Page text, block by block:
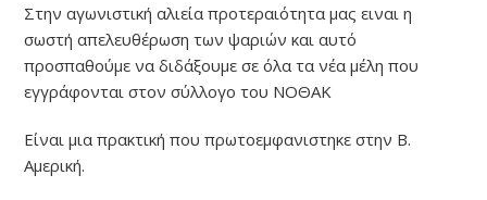
Στην αγωνιστική αλιεία προτεραιότητα μας ειναι η
σωστή απελευθέρωση των ψαριών και αυτό
προσπαθούμε να διδάξουμε σε όλα τα νέα μέλη που
εγγράφονται στον σύλλογο του ΝΟΘΑΚ
Είναι μια πρακτική που πρωτοεμφανιστηκε στην Β.
Αμερική.